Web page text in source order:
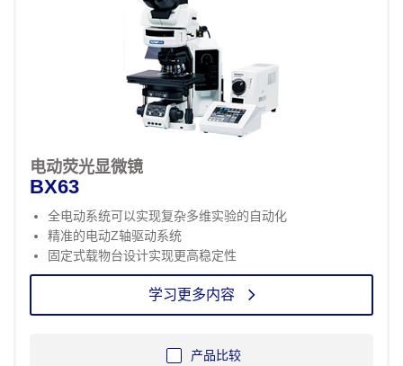
电动荧光显微镜
BX63
全电动系统可以实现复杂多维实验的自动化
精准的电动Z轴驱动系统
固定式载物台设计实现更高稳定性
学习更多内容
产品比较